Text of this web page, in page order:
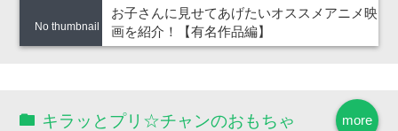
No thumbnail
お子さんに見せてあげたいオススメアニメ映
画を紹介！【有名作品編】
more
キラッとプリ☆チャンのおもちゃ